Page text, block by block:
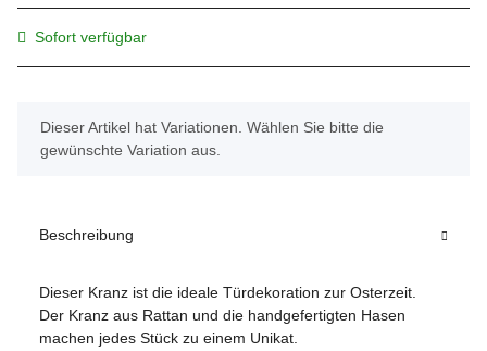
Sofort verfügbar
x
Dieser Artikel hat Variationen. Wählen Sie bitte die
gewünschte Variation aus.
Beschreibung
Dieser Kranz ist die ideale Türdekoration zur Osterzeit.
Der Kranz aus Rattan und die handgefertigten Hasen
machen jedes Stück zu einem Unikat.